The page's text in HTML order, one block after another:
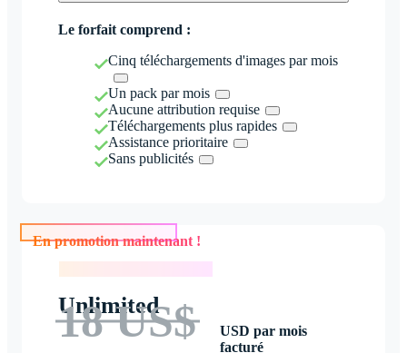
Le forfait comprend :
Cinq téléchargements d'images par mois
Un pack par mois
Aucune attribution requise
Téléchargements plus rapides
Assistance prioritaire
Sans publicités
En promotion maintenant !
Unlimited
18 US$
USD par mois
facturé